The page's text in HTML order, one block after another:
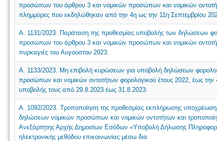
προσώπων του άρθρου 3 και νομικών προσώπων και νομικών
πλημμύρες που εκδηλώθηκαν από την 4η ως την 11η Σεπτεμβρίου
Α. 1131/2023. Παράταση της προθεσμίας υποβολής των δηλώσεων
προσώπων του άρθρου 3 και νομικών προσώπων και νομικών
πυρκαγιές του Αυγούστου 2023.
Α. 1133/2023. Μη επιβολή κυρώσεων για υποβολή δηλώσεων
προσώπων και νομικών οντοτήτων φορολογικού έτους 2022, έως
υποβολής τους από 29.8.2023 έως 31.8.2023.
Α. 1092/2023. Τροποποίηση της προθεσμίας εκπλήρωσης
δηλώσεων νομικών προσώπων και νομικών οντοτήτων και
Ανεξάρτητης Αρχής Δημοσίων Εσόδων «Υποβολή Δήλωσης
ηλεκτρονικής μεθόδου επικοινωνίας μέσω δια